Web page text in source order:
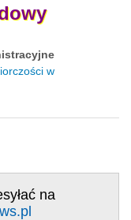
w
na